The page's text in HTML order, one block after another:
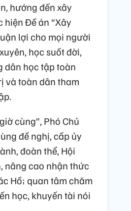
hướng đến xây
hiện Đề án “Xây
lợi cho mọi người
học suốt đời,
dân học tập toàn
và toàn dân tham
cùng”, Phó Chủ
đề nghị, cấp ủy
đoàn thể, Hội
nâng cao nhận thức
Hồ; quan tâm chăm
học, khuyến tài nói